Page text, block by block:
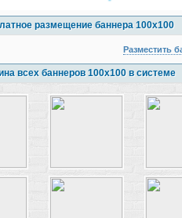
размещение баннера 100x100
Разместить
всех баннеров 100x100 в системе